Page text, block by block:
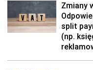
Zmiany
split
(np.